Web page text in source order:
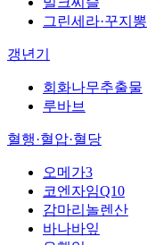
그린세라·꾸지뽕
갱년기
회화나무추출물
루바브
혈행·혈압·혈당
오메가3
코엔자임Q10
감마리놀렌산
바나바잎